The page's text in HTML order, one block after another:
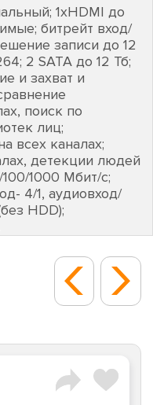
1хHDMI до
битрейт вход/
записи до 12
2 SATA до 12 Тб;
и захват и
поиск по
лиц;
всех каналах;
детекции людей
100/1000 Мбит/с;
4/1, аудиовход/
HDD);